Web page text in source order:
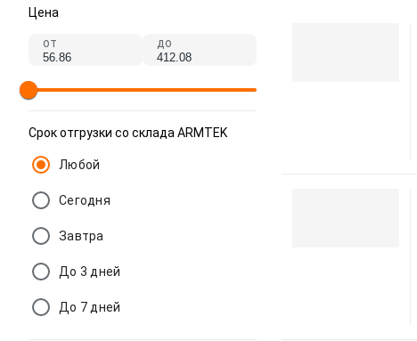
Цена
от до
Срок отгрузки со склада ARMTEK
Любой
Сегодня
Завтра
До 3 дней
До 7 дней